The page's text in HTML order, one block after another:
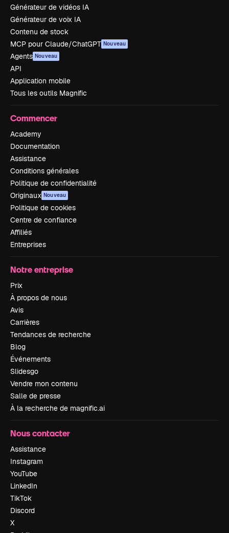
Générateur de vidéos IA
Générateur de voix IA
Contenu de stock
MCP pour Claude/ChatGPT Nouveau
Agents Nouveau
API
Application mobile
Tous les outils Magnific
Commencer
Academy
Documentation
Assistance
Conditions générales
Politique de confidentialité
Originaux Nouveau
Politique de cookies
Centre de confiance
Affiliés
Entreprises
Notre entreprise
Prix
À propos de nous
Avis
Carrières
Tendances de recherche
Blog
Événements
Slidesgo
Vendre mon contenu
Salle de presse
À la recherche de magnific.ai
Nous contacter
Assistance
Instagram
YouTube
LinkedIn
TikTok
Discord
X